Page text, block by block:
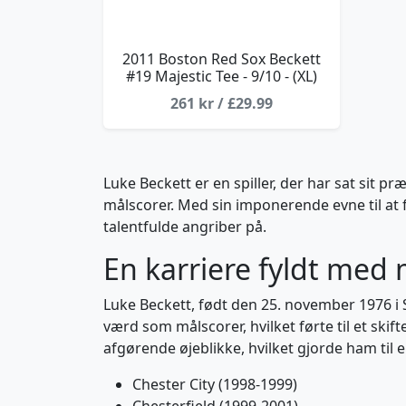
2011 Boston Red Sox Beckett
#19 Majestic Tee - 9/10 - (XL)
261 kr / £29.99
Luke Beckett er en spiller, der har sat sit
målscorer. Med sin imponerende evne til
talentfulde angriber på.
En karriere fyldt med
Luke Beckett, født den 25. november 1976
værd som målscorer, hvilket førte til et
afgørende øjeblikke, hvilket gjorde ham til
Chester City (1998-1999)